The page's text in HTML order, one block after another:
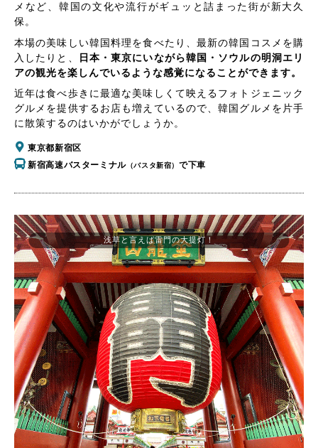
メなど、韓国の文化や流行がギュッと詰まった街が新大久
保。
本場の美味しい韓国料理を食べたり、最新の韓国コスメを購
入したりと、
日本・東京にいながら韓国・ソウルの明洞エリ
アの観光を楽しんでいるような感覚になることができます。
近年は食べ歩きに最適な美味しくて映えるフォトジェニック
グルメを提供するお店も増えているので、韓国グルメを片手
に散策するのはいかがでしょうか。
東京都新宿区
新宿高速バスターミナル（バスタ新宿） で下車
浅草と言えば雷門の大提灯！